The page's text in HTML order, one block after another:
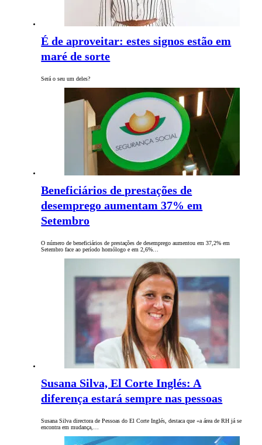
É de aproveitar: estes signos estão em
maré de sorte
Será o seu um deles?
Beneficiários de prestações de
desemprego aumentam 37% em
Setembro
O número de beneficiários de prestações de desemprego aumentou em 37,2% em
Setembro face ao período homólogo e em 2,6%…
Susana Silva, El Corte Inglés: A
diferença estará sempre nas pessoas
Susana Silva directora de Pessoas do El Corte Inglés, destaca que «a área de RH já se
encontra em mudança,…